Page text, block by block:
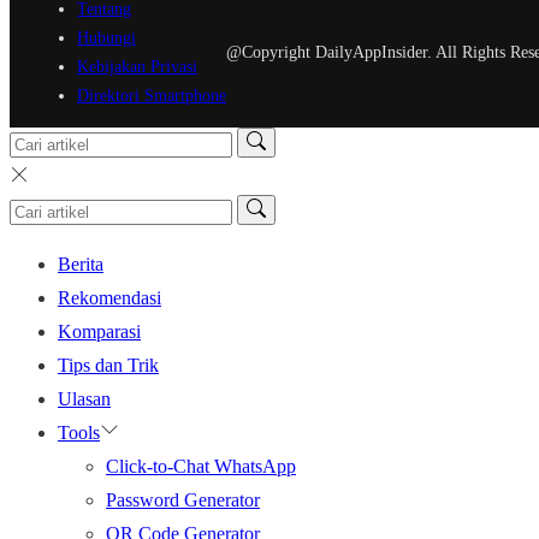
Tentang
Hubungi
Kebijakan Privasi
Direktori Smartphone
@Copyright DailyAppInsider. All Rights
Berita
Rekomendasi
Komparasi
Tips dan Trik
Ulasan
Tools
Click-to-Chat WhatsApp
Password Generator
QR Code Generator